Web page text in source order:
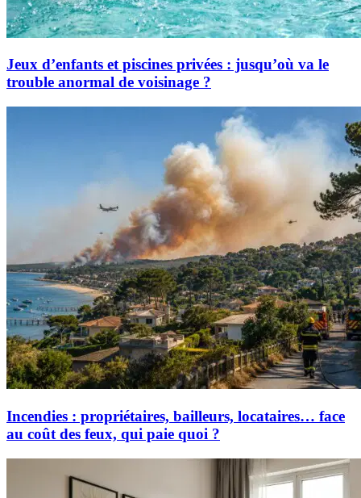
Jeux d’enfants et piscines privées : jusqu’où va le
trouble anormal de voisinage ?
Incendies : propriétaires, bailleurs, locataires… face
au coût des feux, qui paie quoi ?